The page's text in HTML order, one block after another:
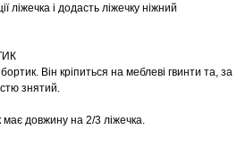
ліжечка і додасть ліжечку ніжний
Він кріпиться на меблеві гвинти та, за
знятий.
довжину на 2/3 ліжечка.